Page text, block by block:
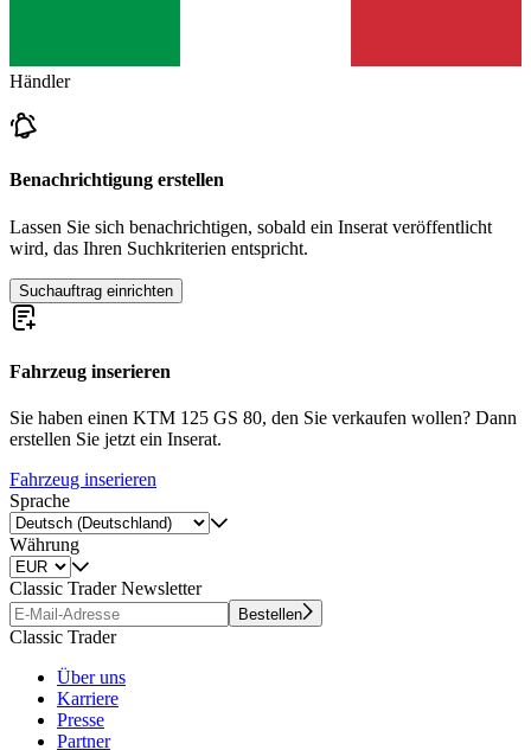
Händler
Benachrichtigung erstellen
Lassen Sie sich benachrichtigen, sobald ein Inserat veröffentlicht
wird, das Ihren Suchkriterien entspricht.
Suchauftrag einrichten
Fahrzeug inserieren
Sie haben einen KTM 125 GS 80, den Sie verkaufen wollen? Dann
erstellen Sie jetzt ein Inserat.
Fahrzeug inserieren
Sprache
Währung
Classic Trader Newsletter
Bestellen
Classic Trader
Über uns
Karriere
Presse
Partner